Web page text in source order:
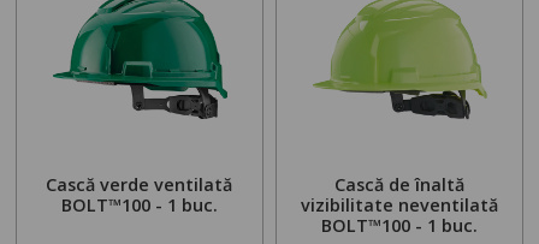
Cască verde ventilată
BOLT™100 - 1 buc.
Cască de înaltă
vizibilitate neventilată
BOLT™100 - 1 buc.